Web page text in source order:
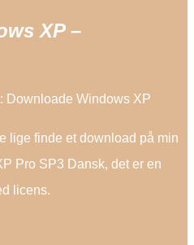
XP –
Downloade Windows XP
lige finde et download på min
Pro SP3 Dansk, det er en
licens.